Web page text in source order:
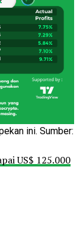
ini. Sumber:
US$ 125.000